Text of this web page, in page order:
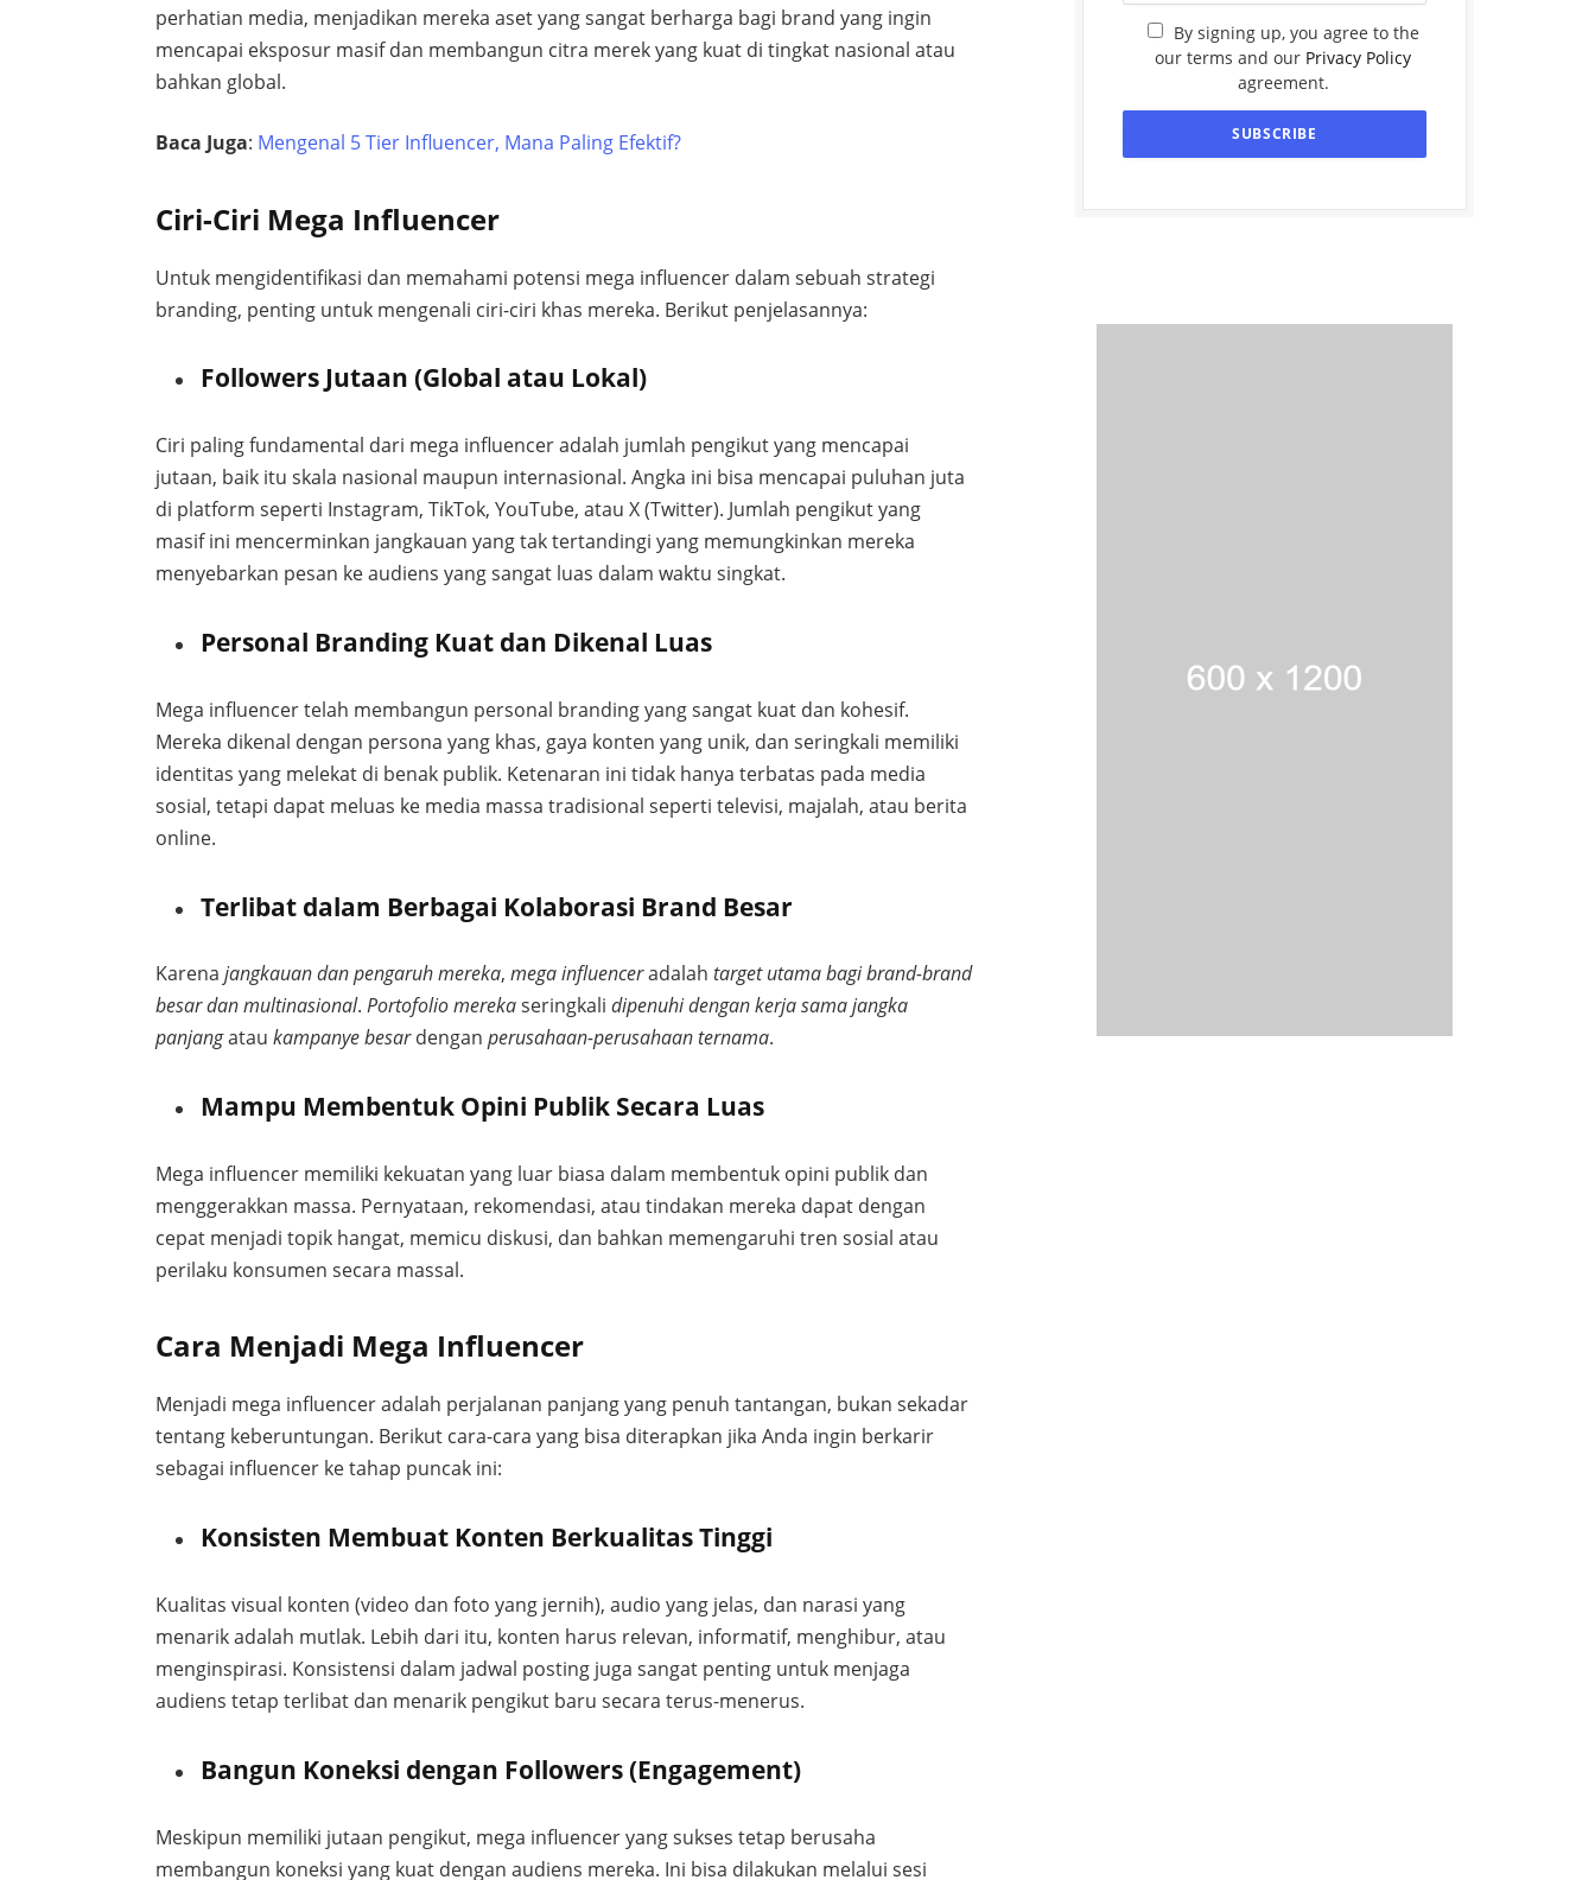
perhatian media, menjadikan mereka aset yang sangat berharga bagi brand yang ingin
mencapai eksposur masif dan membangun citra merek yang kuat di tingkat nasional atau
bahkan global.
Baca Juga: Mengenal 5 Tier Influencer, Mana Paling Efektif?
Ciri-Ciri Mega Influencer
Untuk mengidentifikasi dan memahami potensi mega influencer dalam sebuah strategi
branding, penting untuk mengenali ciri-ciri khas mereka. Berikut penjelasannya:
Followers Jutaan (Global atau Lokal)
Ciri paling fundamental dari mega influencer adalah jumlah pengikut yang mencapai
jutaan, baik itu skala nasional maupun internasional. Angka ini bisa mencapai puluhan juta
di platform seperti Instagram, TikTok, YouTube, atau X (Twitter). Jumlah pengikut yang
masif ini mencerminkan jangkauan yang tak tertandingi yang memungkinkan mereka
menyebarkan pesan ke audiens yang sangat luas dalam waktu singkat.
Personal Branding Kuat dan Dikenal Luas
Mega influencer telah membangun personal branding yang sangat kuat dan kohesif.
Mereka dikenal dengan persona yang khas, gaya konten yang unik, dan seringkali memiliki
identitas yang melekat di benak publik. Ketenaran ini tidak hanya terbatas pada media
sosial, tetapi dapat meluas ke media massa tradisional seperti televisi, majalah, atau berita
online.
Terlibat dalam Berbagai Kolaborasi Brand Besar
Karenajangkauan dan pengaruh mereka,mega influenceradalahtarget utama bagi brand-brand
besar dan multinasional.Portofolio merekaseringkalidipenuhi dengan kerja sama jangka
panjangataukampanye besardenganperusahaan-perusahaan ternama.
Mampu Membentuk Opini Publik Secara Luas
Mega influencer memiliki kekuatan yang luar biasa dalam membentuk opini publik dan
menggerakkan massa. Pernyataan, rekomendasi, atau tindakan mereka dapat dengan
cepat menjadi topik hangat, memicu diskusi, dan bahkan memengaruhi tren sosial atau
perilaku konsumen secara massal.
Cara Menjadi Mega Influencer
Menjadi mega influencer adalah perjalanan panjang yang penuh tantangan, bukan sekadar
tentang keberuntungan. Berikut cara-cara yang bisa diterapkan jika Anda ingin berkarir
sebagai influencer ke tahap puncak ini:
Konsisten Membuat Konten Berkualitas Tinggi
Kualitas visual konten (video dan foto yang jernih), audio yang jelas, dan narasi yang
menarik adalah mutlak. Lebih dari itu, konten harus relevan, informatif, menghibur, atau
menginspirasi. Konsistensi dalam jadwal posting juga sangat penting untuk menjaga
audiens tetap terlibat dan menarik pengikut baru secara terus-menerus.
Bangun Koneksi dengan Followers (Engagement)
Meskipun memiliki jutaan pengikut, mega influencer yang sukses tetap berusaha
membangun koneksi yang kuat dengan audiens mereka. Ini bisa dilakukan melalui sesi
By signing up, you agree to the
our terms and our Privacy Policy
agreement.